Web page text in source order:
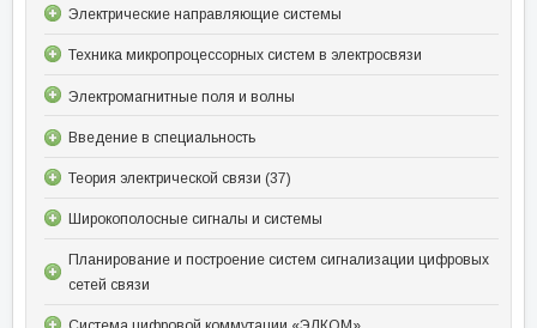
Электрические направляющие системы
Техника микропроцессорных систем в электросвязи
Электромагнитные поля и волны
Введение в специальность
Теория электрической связи (37)
Широкополосные сигналы и системы
Планирование и построение систем сигнализации цифровых
сетей связи